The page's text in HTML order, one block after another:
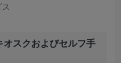
オスクおよびセルフ手